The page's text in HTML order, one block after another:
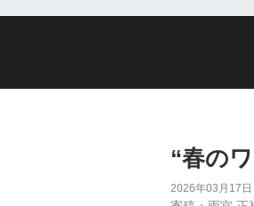
“春の
2026年03月17日